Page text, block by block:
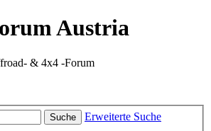
Austria
& 4x4 -Forum
Suche Erweiterte Suche